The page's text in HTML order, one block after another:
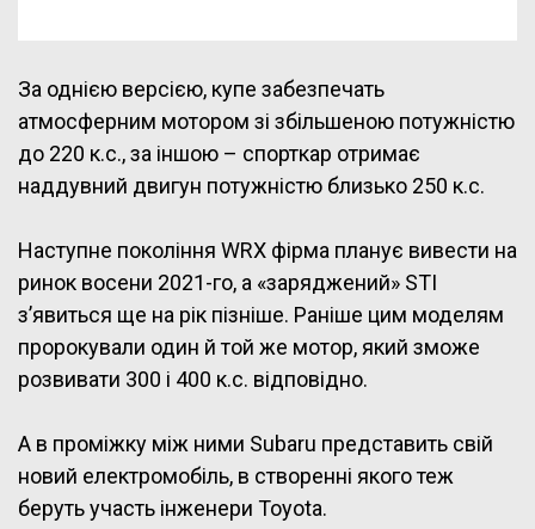
За однією версією, купе забезпечать
атмосферним мотором зі збільшеною потужністю
до 220 к.с., за іншою – спорткар отримає
наддувний двигун потужністю близько 250 к.с.
Наступне покоління WRX фірма планує вивести на
ринок восени 2021-го, а «заряджений» STI
з’явиться ще на рік пізніше. Раніше цим моделям
пророкували один й той же мотор, який зможе
розвивати 300 і 400 к.с. відповідно.
А в проміжку між ними Subaru представить свій
новий електромобіль, в створенні якого теж
беруть участь інженери Toyota.